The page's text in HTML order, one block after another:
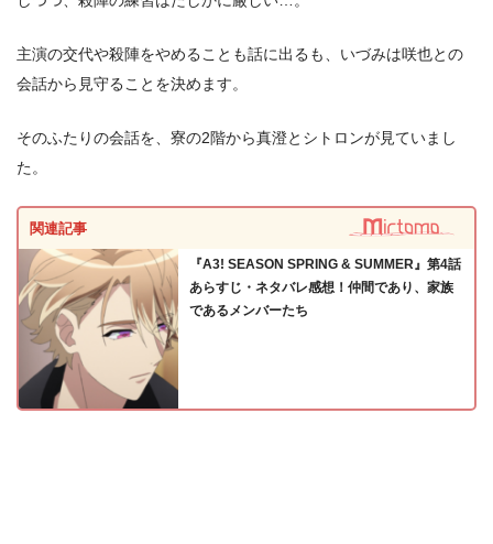
主演の交代や殺陣をやめることも話に出るも、いづみは咲也との
会話から見守ることを決めます。
そのふたりの会話を、寮の2階から真澄とシトロンが見ていまし
た。
関連記事
『A3! SEASON SPRING & SUMMER』第4話
あらすじ・ネタバレ感想！仲間であり、家族
であるメンバーたち